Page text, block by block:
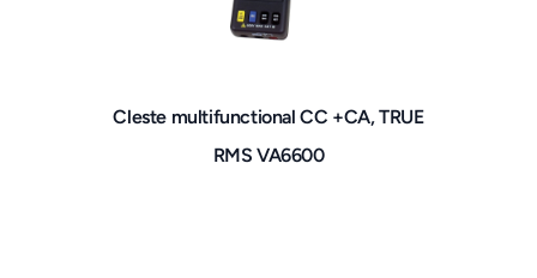
Cleste multifunctional CC +CA, TRUE
RMS VA6600